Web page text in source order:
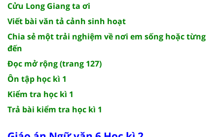
Cửu Long Giang ta ơi
Viết bài văn tả cảnh sinh hoạt
Chia sẻ một trải nghiệm về nơi em sống hoặc từng
đến
Đọc mở rộng (trang 127)
Ôn tập học kì 1
Kiểm tra học kì 1
Trả bài kiểm tra học kì 1